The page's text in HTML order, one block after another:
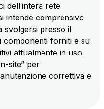
engineering company
construction of
dell’intera rete
intende comprensivo
svolgersi presso il
componenti forniti e su
attualmente in uso,
site” per
correttiva e